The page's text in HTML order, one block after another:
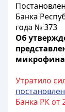
Банка
года № 373
Об
Утратило
Банка РК от